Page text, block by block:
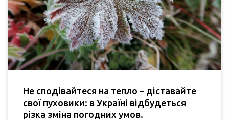
Не сподівайтеся на тепло – діставайте
свої пуховики: в Україні відбудеться
різка зміна погодних умов.